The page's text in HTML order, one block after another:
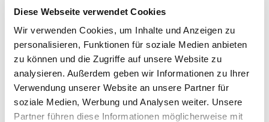
Diese Webseite verwendet Cookies
Wir verwenden Cookies, um Inhalte und Anzeigen zu
personalisieren, Funktionen für soziale Medien anbieten
zu können und die Zugriffe auf unsere Website zu
analysieren. Außerdem geben wir Informationen zu Ihrer
Verwendung unserer Website an unsere Partner für
soziale Medien, Werbung und Analysen weiter. Unsere
Partner führen diese Informationen möglicherweise mit
PASSWORT
PASSWORT VERGESSEN?